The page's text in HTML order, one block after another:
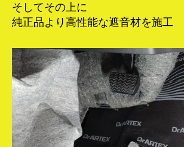
そしてその上に
純正品より高性能な遮音材を施工